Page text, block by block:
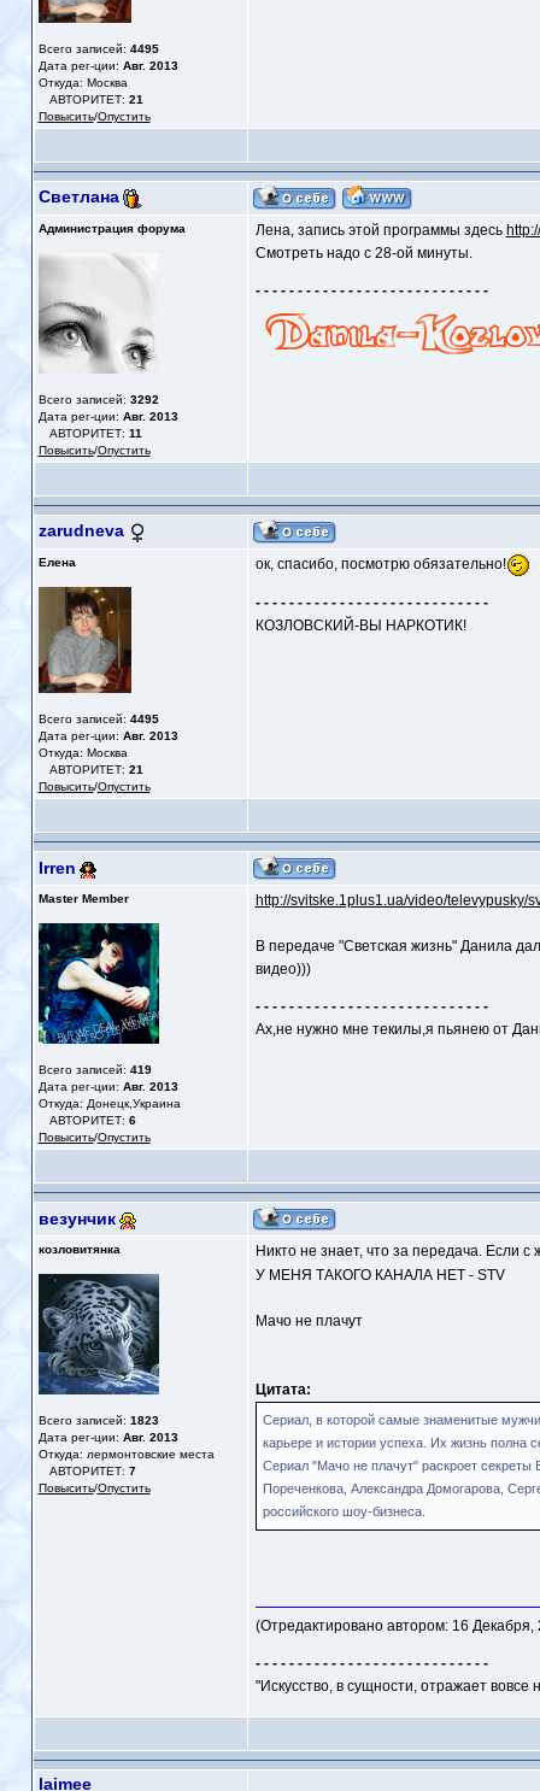
Всего записей: 4495
Дата рег-ции: Авг. 2013
Откуда: Москва
АВТОРИТЕТ: 21
Повысить/Опустить
Светлана
Администрация форума
Всего записей: 3292
Дата рег-ции: Авг. 2013
АВТОРИТЕТ: 11
Повысить/Опустить
Лена, запись этой программы здесь
Смотреть надо с 28-ой минуты.
- - - - - - - - - - - - - - - - - - - - - - - - - - - -
zarudneva
Елена
Всего записей: 4495
Дата рег-ции: Авг. 2013
Откуда: Москва
АВТОРИТЕТ: 21
Повысить/Опустить
ок, спасибо, посмотрю обязательно!
- - - - - - - - - - - - - - - - - - - - - - - - - - - -
КОЗЛОВСКИЙ-ВЫ НАРКОТИК!
Irren
Master Member
Всего записей: 419
Дата рег-ции: Авг. 2013
Откуда: Донецк,Украина
АВТОРИТЕТ: 6
Повысить/Опустить
http://svitske.1plus1.ua/video/televypusky/
В передаче "Светская жизнь" Данила
видео)))
- - - - - - - - - - - - - - - - - - - - - - - - - - - -
Ах,не нужно мне текилы,я пьянею от
везунчик
козловитянка
Всего записей: 1823
Дата рег-ции: Авг. 2013
Откуда: лермонтовские места
АВТОРИТЕТ: 7
Повысить/Опустить
Никто не знает, что за передача. Если
У МЕНЯ ТАКОГО КАНАЛА НЕТ - STV
Мачо не плачут
Цитата:
Сериал, в которой самые знаменитые
карьере и истории успеха. Их жизнь полна
Сериал "Мачо не плачут" раскроет
Пореченкова, Александра Домогарова,
российского шоу-бизнеса.
(Отредактировано автором: 16 Декабря,
- - - - - - - - - - - - - - - - - - - - - - - - - - - -
"Искусство, в сущности, отражает
laimee